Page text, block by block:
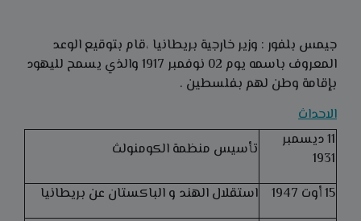
جيمس بلفور : وزير خارجية بريطانيا ،قام بتوقيع الوعد
المعروف باسمه يوم 02 نوفمبر 1917 والذي يسمح لليهود
بإقامة وطن لهم بفلسطين .
الاحداث
11 ديسمبر
1931
تأسيس منظمة الكومنولث
15 أوت 1947
استقلال الهند و الباكستان عن بريطانيا